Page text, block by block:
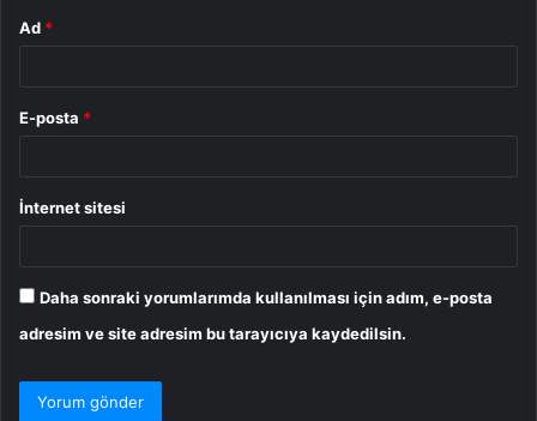
Ad *
E-posta *
İnternet sitesi
Daha sonraki yorumlarımda kullanılması için adım, e-posta
adresim ve site adresim bu tarayıcıya kaydedilsin.